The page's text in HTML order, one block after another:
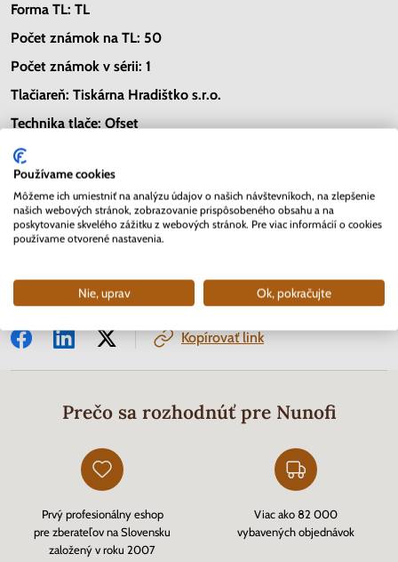
Forma TL: TL
Počet známok na TL: 50
Počet známok v sérii: 1
Tlačiareň: Tiskárna Hradištko s.r.o.
Technika tlače: Ofset
Náklad: 1 000 000
Zdroj: www.pofis.sk
Kopírovať link
Prečo sa rozhodnúť pre Nunofi
Prvý profesionálny eshop
pre zberateľov na Slovensku
založený v roku 2007
Viac ako 82 000
vybavených objednávok
Používame cookies
Môžeme ich umiestniť na analýzu údajov o našich návštevníkoch, na zlepšenie
našich webových stránok, zobrazovanie prispôsobeného obsahu a na
poskytovanie skvelého zážitku z webových stránok. Pre viac informácií o cookies
používame otvorené nastavenia.
Nie, uprav Ok, pokračujte